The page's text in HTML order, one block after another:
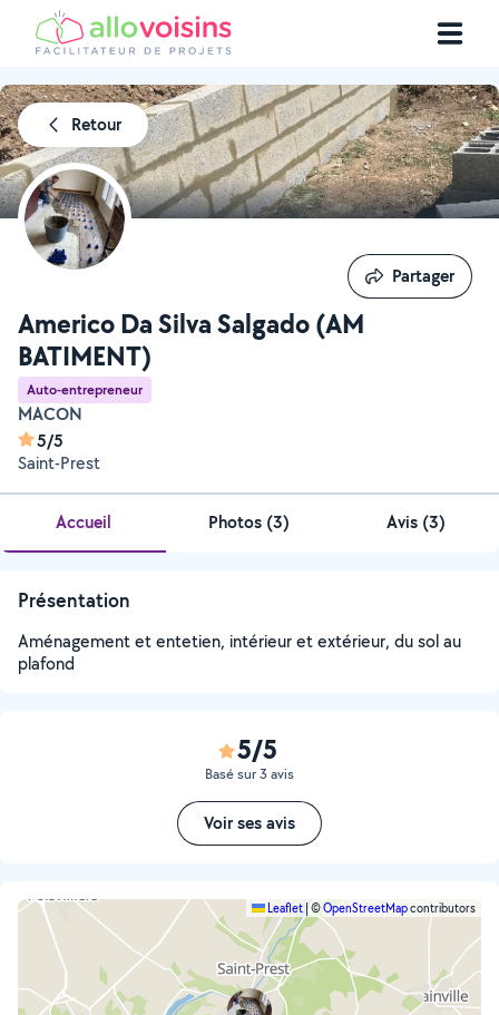
Retour
Americo Da Silva Salgado (AM
BATIMENT)
Auto-entrepreneur
MACON
5/5
Saint-Prest
Partager
Partager
Accueil Photos (3) Avis (3)
Présentation
Aménagement et entetien, intérieur et extérieur, du sol au
plafond
5/5
Basé sur 3 avis
Voir ses avis
Leaflet|©OpenStreetMapcontributors